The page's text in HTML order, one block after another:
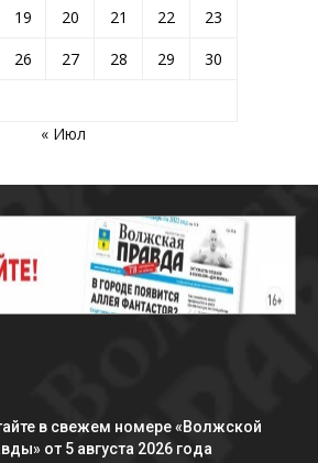
19 20 21 22
23
26 27 28 29
30
« Июл
в свежем номере «Волжской
от 5 августа 2026 года